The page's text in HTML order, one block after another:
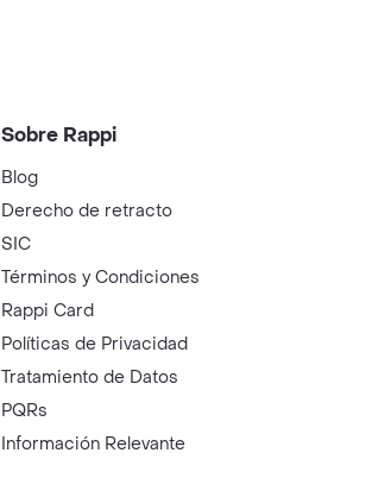
Sobre Rappi
Blog
Derecho de retracto
SIC
Términos y Condiciones
Rappi Card
Políticas de Privacidad
Tratamiento de Datos
PQRs
Información Relevante